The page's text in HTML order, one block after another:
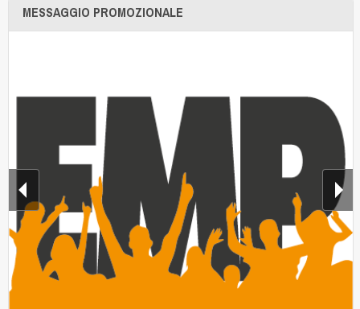
MESSAGGIO PROMOZIONALE